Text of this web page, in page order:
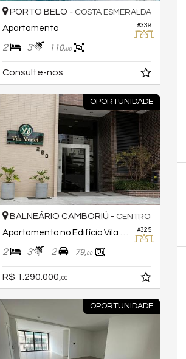
#339
PORTO BELO - COSTA ESMERALDA
Apartamento
2 3 110,00
Consulte-nos
OPORTUNIDADE
#325
BALNEÁRIO CAMBORIÚ - CENTRO
Apartamento no Edifício Vila Merlot
2 3 2 79,00
R$ 1.290.000, 00
OPORTUNIDADE